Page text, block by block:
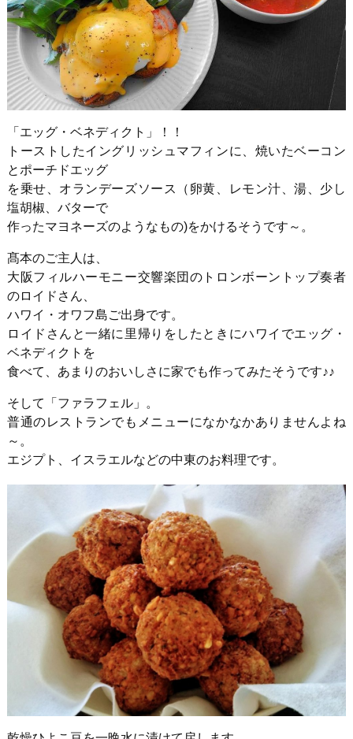
「エッグ・ベネディクト」！！
トーストしたイングリッシュマフィンに、焼いたベーコン
とポーチドエッグ
を乗せ、オランデーズソース（卵黄、レモン汁、湯、少し
塩胡椒、バターで
作ったマヨネーズのようなもの)をかけるそうです～。
髙本のご主人は、
大阪フィルハーモニー交響楽団のトロンボーントップ奏者
のロイドさん、
ハワイ・オワフ島ご出身です。
ロイドさんと一緒に里帰りをしたときにハワイでエッグ・
ベネディクトを
食べて、あまりのおいしさに家でも作ってみたそうです♪♪
そして「ファラフェル」。
普通のレストランでもメニューになかなかありませんよね
～。
エジプト、イスラエルなどの中東のお料理です。